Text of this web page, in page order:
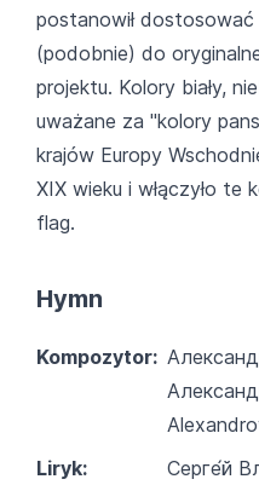
postanowił
(podobnie) do
projektu. Kolory biały,
uważane za "kolory
krajów Europy
XIX wieku i włączyło
flag.
Hymn
Kompozytor:
Liryk:
Серге́й